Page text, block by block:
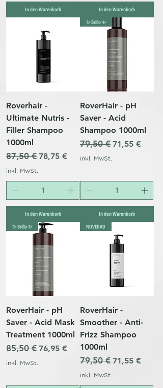
In den Warenkorb In den Warenkorb
Roverhair -
Ultimate Nutris -
Filler Shampoo
1000ml
Standardpreis
87,50 € Sale-Preis
78,75 €
inkl. MwSt.
In den Warenkorb
✨ Brillo ✨
RoverHair - pH
Saver - Acid
Shampoo 1000ml
Standardpreis
79,50 € Sale-Preis
71,55 €
inkl. MwSt.
In den Warenkorb
✨ Brillo ✨
RoverHair - pH
Saver - Acid Mask
Treatment 1000ml
Standardpreis
85,50 € Sale-Preis
76,95 €
inkl. MwSt.
NOVEDAD
RoverHair -
Smoother - Anti-
Frizz Shampoo
1000ml
Standardpreis
79,50 € Sale-Preis
71,55 €
inkl. MwSt.